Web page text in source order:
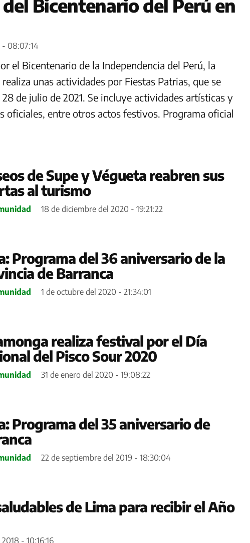
Bicentenario del Perú en
- 08:07:14
el Bicentenario de la Independencia del Perú, la
unas actividades por Fiestas Patrias, que se
de julio de 2021. Se incluye actividades artísticas y
oficiales, entre otros actos festivos. Programa oficial
de Supe y Végueta reabren sus
al turismo
18 de diciembre del 2020 - 19:21:22
Programa del 36 aniversario de la
de Barranca
1 de octubre del 2020 - 21:34:01
realiza festival por el Día
del Pisco Sour 2020
31 de enero del 2020 - 19:08:22
Programa del 35 aniversario de
22 de septiembre del 2019 - 18:30:04
de Lima para recibir el Año
- 10:16:16